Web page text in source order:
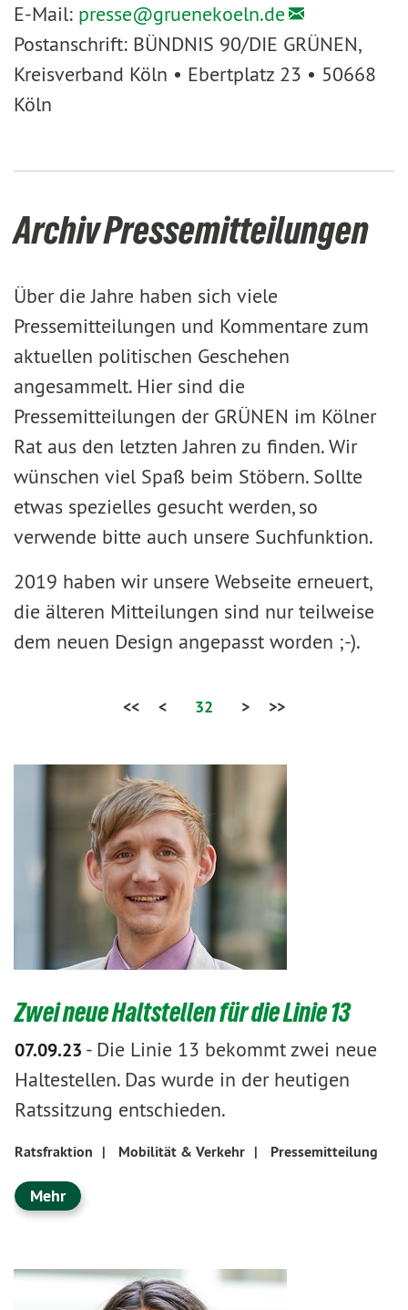
E-Mail: presse@gruenekoeln.de
Postanschrift: BÜNDNIS 90/DIE GRÜNEN,
Kreisverband Köln • Ebertplatz 23 • 50668
Köln
Archiv Pressemitteilungen
Über die Jahre haben sich viele
Pressemitteilungen und Kommentare zum
aktuellen politischen Geschehen
angesammelt. Hier sind die
Pressemitteilungen der GRÜNEN im Kölner
Rat aus den letzten Jahren zu finden. Wir
wünschen viel Spaß beim Stöbern. Sollte
etwas spezielles gesucht werden, so
verwende bitte auch unsere Suchfunktion.
2019 haben wir unsere Webseite erneuert,
die älteren Mitteilungen sind nur teilweise
dem neuen Design angepasst worden ;-).
<< < 32 > >>
Zwei neue Haltstellen für die Linie 13
07.09.23 - Die Linie 13 bekommt zwei neue
Haltestellen. Das wurde in der heutigen
Ratssitzung entschieden.
Ratsfraktion | Mobilität & Verkehr | Pressemitteilung
Mehr